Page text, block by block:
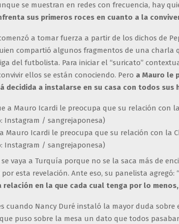
se muestran en redes con frecuencia, hay
sus primeros roces en cuanto a la
a tomar fuerza a partir de los dichos de
compartió algunos fragmentos de una charla
del futbolista. Para iniciar el “suricato”
ellos se están conociendo. Pero a Mauro le
decidida a instalarse en su casa con todos sus
Mauro Icardi le preocupa que su relación con la
Instagram / sangrejaponesa)
vaya a Turquía porque no se la saca más de
esta revelación. Ante eso, su panelista agregó:
relación en la que cada cual tenga por lo
cuando Nancy Duré instaló la mayor duda sobre
puso sobre la mesa un dato que todos